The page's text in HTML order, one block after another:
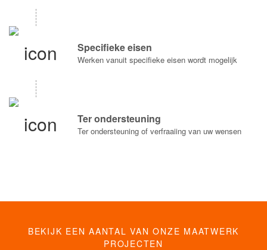
Specifieke eisen
Werken vanuit specifieke eisen wordt mogelijk
Ter ondersteuning
Ter ondersteuning of verfraaiing van uw wensen
BEKIJK EEN AANTAL VAN ONZE MAATWERK
PROJECTEN